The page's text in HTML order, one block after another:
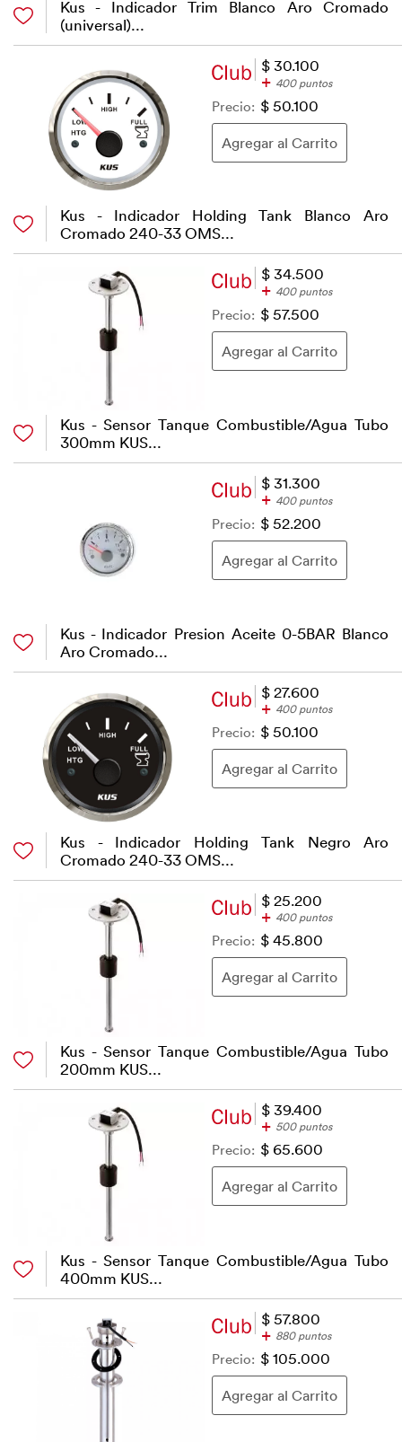
Kus - Indicador Trim Blanco Aro Cromado
(universal)...
$ 30.100
+ 400 puntos
Precio: $ 50.100
Kus - Indicador Holding Tank Blanco Aro
Cromado 240-33 OMS...
$ 34.500
+ 400 puntos
Precio: $ 57.500
Kus - Sensor Tanque Combustible/Agua Tubo
300mm KUS...
$ 31.300
+ 400 puntos
Precio: $ 52.200
Kus - Indicador Presion Aceite 0-5BAR Blanco
Aro Cromado...
$ 27.600
+ 400 puntos
Precio: $ 50.100
Kus - Indicador Holding Tank Negro Aro
Cromado 240-33 OMS...
$ 25.200
+ 400 puntos
Precio: $ 45.800
Kus - Sensor Tanque Combustible/Agua Tubo
200mm KUS...
$ 39.400
+ 500 puntos
Precio: $ 65.600
Kus - Sensor Tanque Combustible/Agua Tubo
400mm KUS...
$ 57.800
+ 880 puntos
Precio: $ 105.000